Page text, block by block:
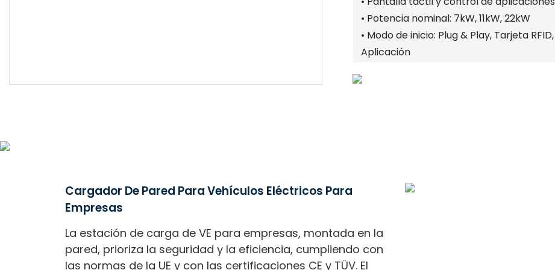
• Potencia nominal: 7kW, 11kW, 22kW
• Modo de inicio: Plug & Play, Tarjeta RFID,
Aplicación
Cargador De Pared Para Vehículos Eléctricos Para
Empresas
La estación de carga de VE para empresas, montada en la
pared, prioriza la seguridad y la eficiencia, cumpliendo con
las normas de la UE y con las certificaciones CE y TÜV. El